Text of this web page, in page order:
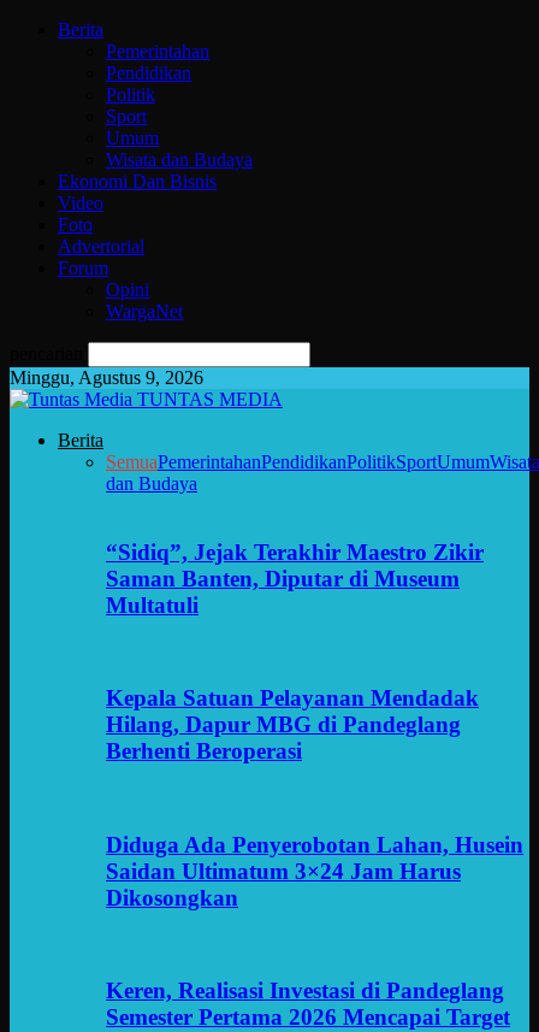
Berita
Pemerintahan
Pendidikan
Politik
Sport
Umum
Wisata dan Budaya
Ekonomi Dan Bisnis
Video
Foto
Advertorial
Forum
Opini
WargaNet
Minggu, Agustus 9, 2026
TUNTAS MEDIA
Berita
SemuaPemerintahanPendidikanPolitikSportUmumWisata
dan Budaya
“Sidiq”, Jejak Terakhir Maestro Zikir
Saman Banten, Diputar di Museum
Multatuli
Kepala Satuan Pelayanan Mendadak
Hilang, Dapur MBG di Pandeglang
Berhenti Beroperasi
Diduga Ada Penyerobotan Lahan, Husein
Saidan Ultimatum 3×24 Jam Harus
Dikosongkan
Keren, Realisasi Investasi di Pandeglang
Semester Pertama 2026 Mencapai Target